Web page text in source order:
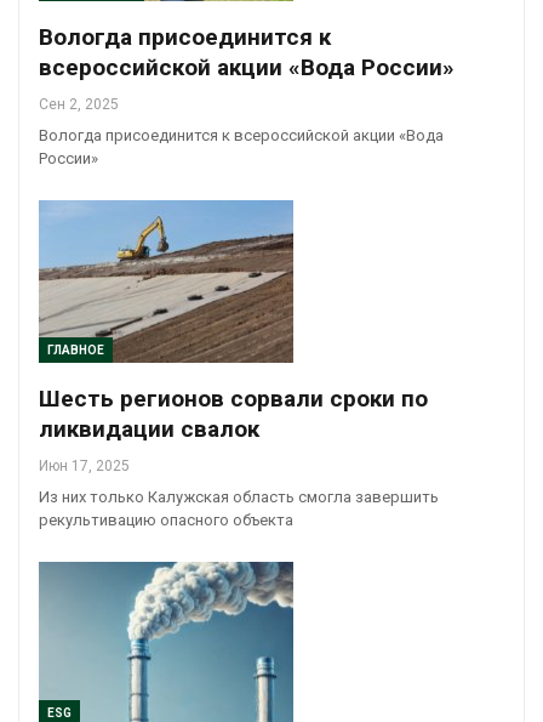
Вологда присоединится к
всероссийской акции «Вода России»
Сен 2, 2025
Вологда присоединится к всероссийской акции «Вода
России»
ГЛАВНОЕ
Шесть регионов сорвали сроки по
ликвидации свалок
Июн 17, 2025
Из них только Калужская область смогла завершить
рекультивацию опасного объекта
ESG